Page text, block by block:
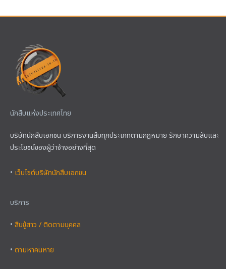
นักสืบแห่งประเทศไทย
บริษัทนักสืบเอกชน บริการงานสืบทุกประเภทตามกฎหมาย รักษาความลับและ
ประโยชน์ของผู้ว่าจ้างอย่างที่สุด
• เว็บไซต์บริษัทนักสืบเอกชน
บริการ
• สืบชู้สาว / ติดตามบุคคล
• ตามหาคนหาย